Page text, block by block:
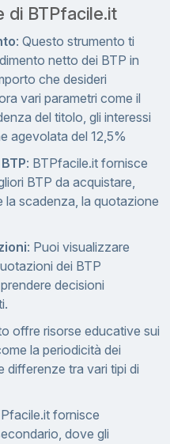
di BTPfacile.it
: Questo strumento ti
netto dei BTP in
che desideri
vari parametri come il
del titolo, gli interessi
agevolata del 12,5%
: BTPfacile.it fornisce
BTP da acquistare,
scadenza, la quotazione
: Puoi visualizzare
dei BTP
decisioni
offre risorse educative sui
la periodicità dei
differenze tra vari tipi di
fornisce
dove gli